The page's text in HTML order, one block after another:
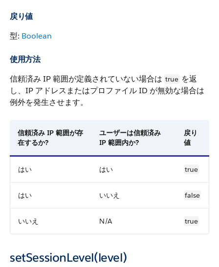
戻り値
型: Boolean
使用方法
信頼済み IP 範囲が定義されていない場合は true を返
し、IP アドレスまたはプロファイル ID が無効な場合は
例外を発生させます。
信頼済み IP 範囲が存
在するか?
ユーザーは信頼済み
IP 範囲内か?
戻り
値
はい はい true
はい いいえ false
いいえ N/A true
setSessionLevel(level)